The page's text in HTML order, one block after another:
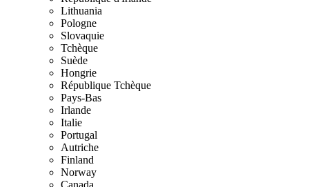
Lithuania
Pologne
Slovaquie
Tchèque
Suède
Hongrie
République Tchèque
Pays-Bas
Irlande
Italie
Portugal
Autriche
Finland
Norway
Canada